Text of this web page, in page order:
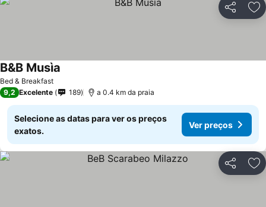
Partilhar
Bed & Breakfast
B&B Musìa
9,2 Excelente 189 a 0.4 km da praia
Selecione as datas para ver os preços
exatos.
Ver preços
Partilhar